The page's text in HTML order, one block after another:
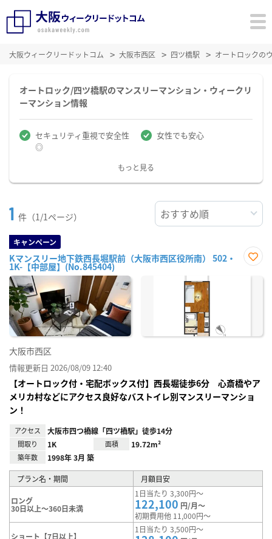
大阪ウィークリードットコム 大阪市西区 四ツ橋駅 オートロックの
オートロック/四ツ橋駅のマンスリーマンション・ウィークリ
ーマンション情報
セキュリティ重視で安全性
◎
女性でも安心
もっと見る
1 件（1/1ページ）
キャンペーン
Kマンスリー地下鉄西長堀駅前（大阪市西区役所南） 502・
1K-【中部屋】(No.845404)
に入
大阪市西区
情報更新日 2026/08/09 12:40
【オートロック付・宅配ボックス付】西長堀徒歩6分 心斎橋やア
メリカ村などにアクセス良好なバストイレ別マンスリーマンショ
ン！
アクセス 大阪市四つ橋線「四ツ橋駅」徒歩14分
間取り 1K 面積 19.72m²
築年数 1998年 3月 築
プラン名・期間 月額目安
ロング
30日以上～360日未満
1日当たり 3,300円～
122,100 円/月～
初期費用他 11,000円～
ショート【7日以上】
1日当たり 3,500円～